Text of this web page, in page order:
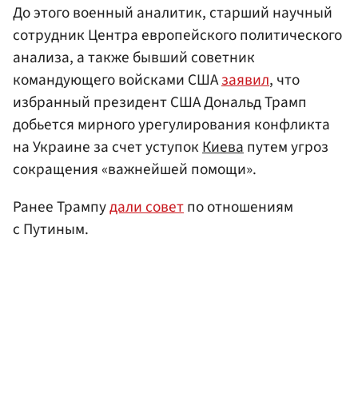
До этого военный аналитик, старший научный
сотрудник Центра европейского политического
анализа, а также бывший советник
командующего войсками СШАзаявил, что
избранный президент США Дональд Трамп
добьется мирного урегулирования конфликта
на Украине за счет уступокКиевапутем угроз
сокращения «важнейшей помощи».
Ранее Трампудали советпо отношениям
с Путиным.